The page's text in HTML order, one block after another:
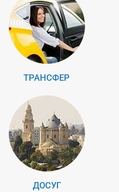
ТРАНСФЕР
ДОСУГ